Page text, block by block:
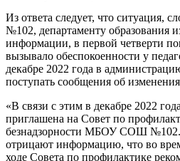
Из ответа следует, что
№102, департаменту образования
информации, в первой четверти
вызывало обеспокоенности у
декабре 2022 года в
поступать сообщения об
«В связи с этим в декабре 2022
приглашена на Совет по
безнадзорности МБОУ СОШ
отрицают информацию, что во
ходе Совета по профилактике